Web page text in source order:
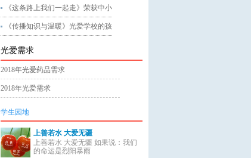
《这条路上我们一起走》荣获中小
《传播知识与温暖》光爱学校的孩
光爱需求
2018年光爱药品需求
2018年光爱需求
学生园地
上善若水 大爱无疆
上善若水 大爱无疆 如果说：我们
的命运是烈阳暴雨